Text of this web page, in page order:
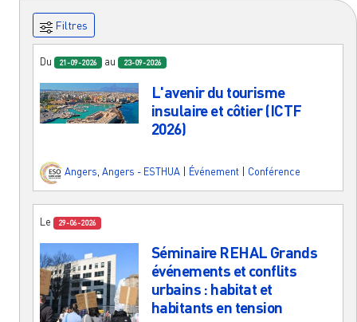
Filtres
Du 21-09-2026 au 23-09-2026
L'avenir du tourisme
insulaire et côtier (ICTF
2026)
Angers, Angers - ESTHUA Événement Conférence
Le 29-06-2026
Séminaire REHAL Grands
événements et conflits
urbains : habitat et
habitants en tension